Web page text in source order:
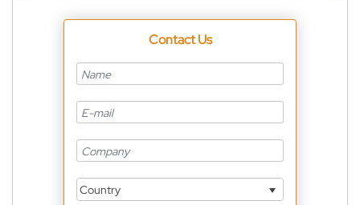
Contact Us
Country